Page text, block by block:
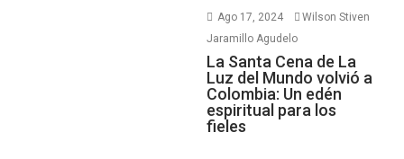
Ago 17, 2024
Wilson Stiven
Jaramillo Agudelo
La Santa Cena de La
Luz del Mundo volvió a
Colombia: Un edén
espiritual para los
fieles